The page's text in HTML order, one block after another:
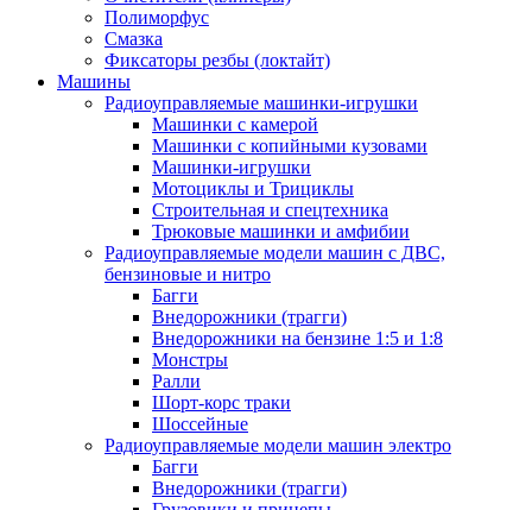
Полиморфус
Смазка
Фиксаторы резбы (локтайт)
Машины
Радиоуправляемые машинки-игрушки
Машинки с камерой
Машинки с копийными кузовами
Машинки-игрушки
Мотоциклы и Трициклы
Строительная и спецтехника
Трюковые машинки и амфибии
Радиоуправляемые модели машин с ДВС,
бензиновые и нитро
Багги
Внедорожники (трагги)
Внедорожники на бензине 1:5 и 1:8
Монстры
Ралли
Шорт-корс траки
Шоссейные
Радиоуправляемые модели машин электро
Багги
Внедорожники (трагги)